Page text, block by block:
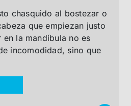
chasquido al bostezar o
que empiezan justo
en la mandíbula no es
incomodidad, sino que